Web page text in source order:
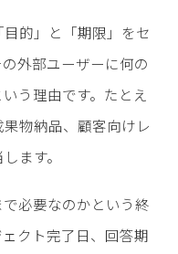
的」と「期限」をセ
外部ユーザーに何の
う理由です。たとえ
物納品、顧客向けレ
ます。
必要なのかという終
クト完了日、回答期